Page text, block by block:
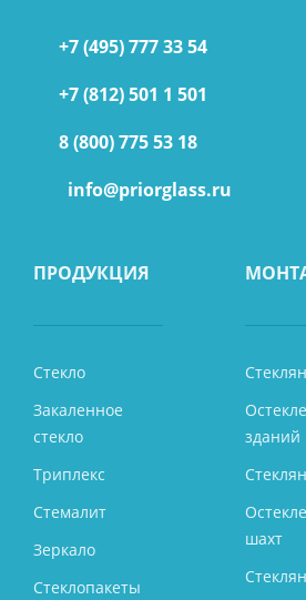
+7 (495) 777 33 54
+7 (812) 501 1 501
8 (800) 775 53 18
info@priorglass.ru
ПРОДУКЦИЯ
Стекло
Закаленное
стекло
Триплекс
Стемалит
Зеркало
Стеклопакеты
зданий
шахт